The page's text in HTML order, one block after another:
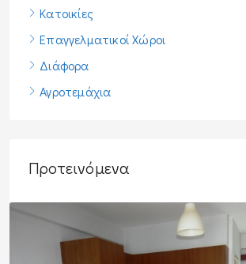
Κατοικίες
Επαγγελματικοί Χώροι
Διάφορα
Αγροτεμάχια
Προτεινόμενα